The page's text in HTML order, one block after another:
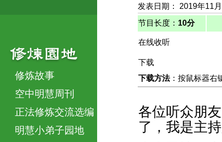
修炼故事
空中明慧周刊
正法修炼交流选编
明慧小弟子园地
发表日期： 2019年11
节目长度： 10分
在线收听
下载
下载方法：按鼠标器右
各位听众朋
了，我是主